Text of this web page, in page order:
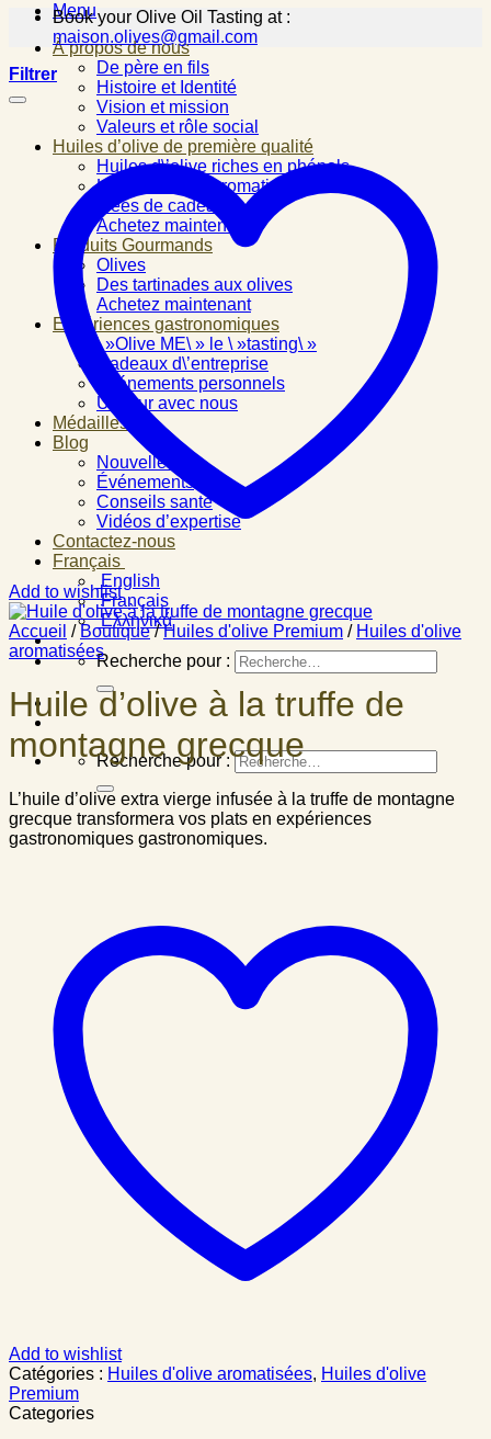
Menu
À propos de nous
De père en fils
Histoire et Identité
Vision et mission
Valeurs et rôle social
Huiles d’olive de première qualité
Huiles d\’olive riches en phénols
Huiles d\’olive aromatisées
Idées de cadeau
Achetez maintenant
Produits Gourmands
Olives
Des tartinades aux olives
Achetez maintenant
Expériences gastronomiques
\ »Olive ME\ » le \ »tasting\ »
Cadeaux d\’entreprise
Événements personnels
Un jour avec nous
Médailles
Blog
Nouvelles
Événements
Conseils santé
Vidéos d’expertise
Contactez-nous
Français
English
Français
Ελληνικά
Recherche pour :
Recherche pour :
Book your Olive Oil Tasting at :
maison.olives@gmail.com
Filtrer
Add to wishlist
Accueil / Boutique / Huiles d'olive Premium / Huiles d'olive
aromatisées
Huile d’olive à la truffe de
montagne grecque
L’huile d’olive extra vierge infusée à la truffe de montagne
grecque transformera vos plats en expériences
gastronomiques gastronomiques.
Add to wishlist
Catégories : Huiles d'olive aromatisées, Huiles d'olive
Premium
Categories